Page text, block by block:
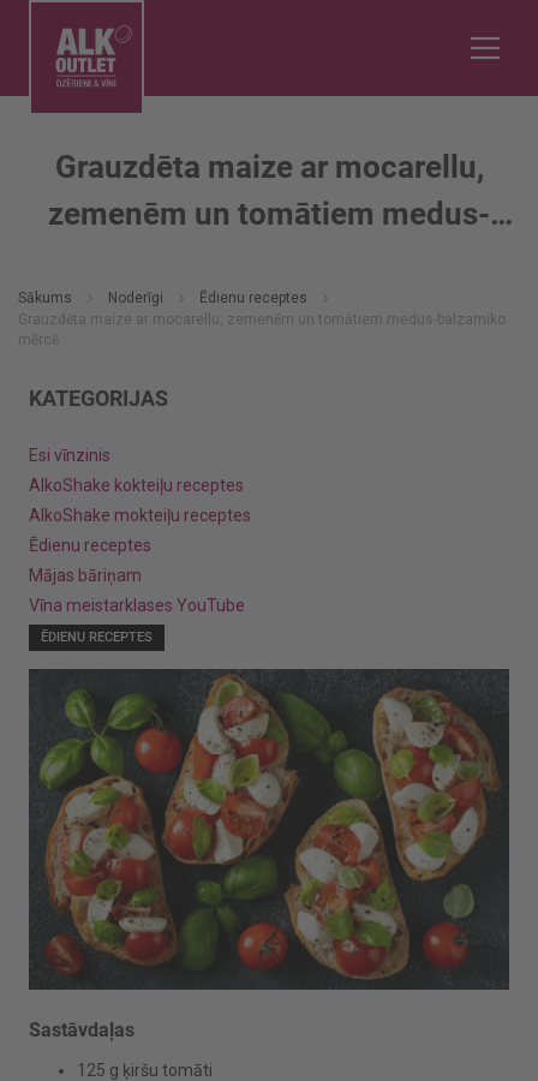
Sākums Noderīgi
Ēdienu receptes
Grauzdēta maize ar mocarellu, zemenēm un tomātiem medus-balzamiko
mērcē
KATEGORIJAS
Esi vīnzinis
AlkoShake kokteiļu receptes
AlkoShake mokteiļu receptes
Ēdienu receptes
Mājas bāriņam
Vīna meistarklases YouTube
Grauzdēta maize ar mocarellu,
zemenēm un tomātiem medus-
ĒDIENU RECEPTES
Sastāvdaļas
125 g ķiršu tomāti